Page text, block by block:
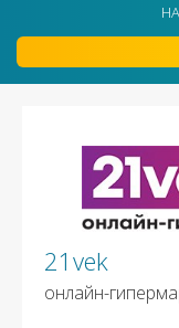
21vek
онлайн-